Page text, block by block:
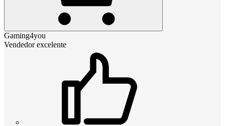
Gaming4you
Vendedor excelente